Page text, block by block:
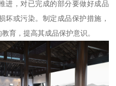
进，对已完成的部分要做好成品
坏或污染。制定成品保护措施，
育，提高其成品保护意识。